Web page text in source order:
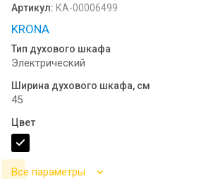
машин
Флипбук GRANFEST
Семинар
Артикул: КА-00006499
KRONA
Тип духового шкафа
Электрический
Ширина духового шкафа, см
45
Цвет
Все параметры